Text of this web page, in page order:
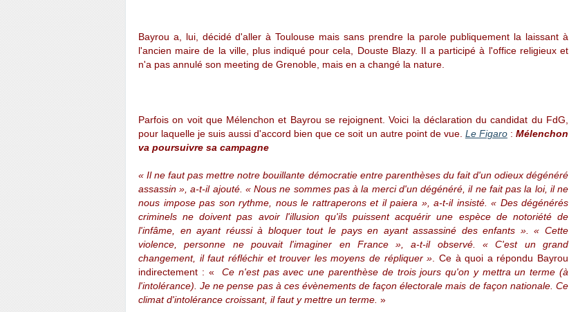
Bayrou a, lui, décidé d'aller à Toulouse mais sans prendre la parole publiquement la laissant à
l'ancien maire de la ville, plus indiqué pour cela, Douste Blazy. Il a participé à l'office religieux et
n'a pas annulé son meeting de Grenoble, mais en a changé la nature.
Parfois on voit que Mélenchon et Bayrou se rejoignent. Voici la déclaration du candidat du FdG,
pour laquelle je suis aussi d'accord bien que ce soit un autre point de vue. Le Figaro: Mélenchon
va poursuivre sa campagne
« Il ne faut pas mettre notre bouillante démocratie entre parenthèses du fait d'un odieux dégénéré
assassin », a-t-il ajouté. « Nous ne sommes pas à la merci d'un dégénéré, il ne fait pas la loi, il ne
nous impose pas son rythme, nous le rattraperons et il paiera », a-t-il insisté. « Des dégénérés
criminels ne doivent pas avoir l'illusion qu'ils puissent acquérir une espèce de notoriété de
l'infâme, en ayant réussi à bloquer tout le pays en ayant assassiné des enfants ». « Cette
violence, personne ne pouvait l'imaginer en France », a-t-il observé. « C'est un grand
changement, il faut réfléchir et trouver les moyens de répliquer » . Ce à quoi a répondu Bayrou
indirectement : «Ce n'est pas avec une parenthèse de trois jours qu'on y mettra un terme (à
l'intolérance). Je ne pense pas à ces évènements de façon électorale mais de façon nationale. Ce
climat d'intolérance croissant, il faut y mettre un terme. »